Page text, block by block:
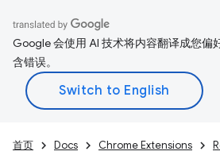
Google 会使用 AI 技术将内容翻译成您偏
含错误。
首页 Docs Chrome Extensions